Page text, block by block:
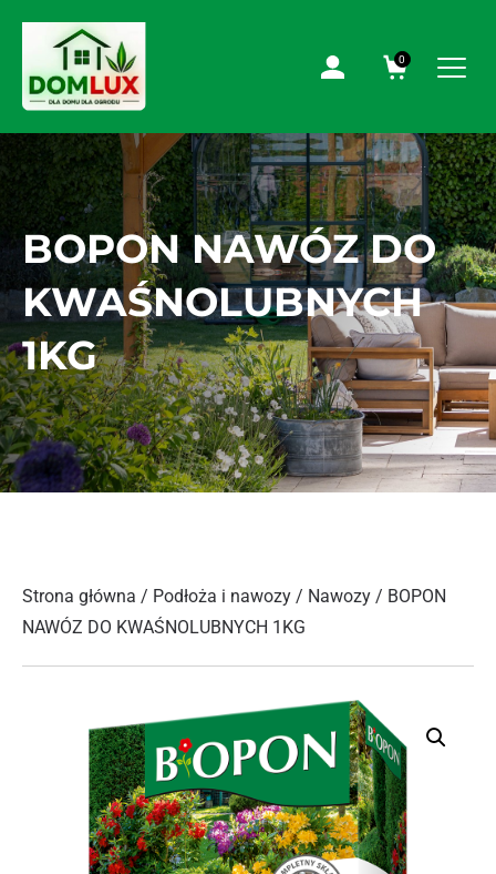
0
BOPON NAWÓZ DO
KWAŚNOLUBNYCH
1KG
Strona główna / Podłoża i nawozy / Nawozy / BOPON
NAWÓZ DO KWAŚNOLUBNYCH 1KG